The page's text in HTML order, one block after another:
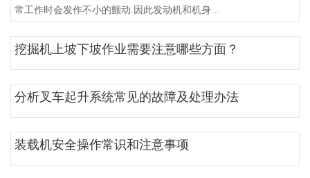
常工作时会发作不小的颤动.因此发动机和机身...
挖掘机上坡下坡作业需要注意哪些方面？
分析叉车起升系统常见的故障及处理办法
装载机安全操作常识和注意事项